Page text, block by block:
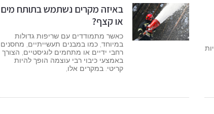
באיזה מקרים נשתמש בתותח מים
או קצף?
כאשר מתמודדים עם שריפות גדולות
במיוחד, כמו במבנים תעשייתיים, מחסנים
רחבי ידיים או מתחמים לוגיסטיים, הצורך
באמצעי כיבוי רבי עוצמה הופך להיות
קריטי. במקרים אלו,